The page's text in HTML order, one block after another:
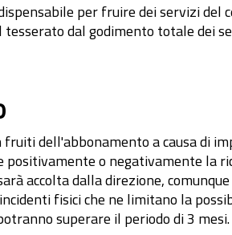
per fruire dei servizi del
dal godimento totale dei
dell'abbonamento a causa di
o negativamente la
accolta dalla direzione,
fisici che ne limitano la
superare il periodo di 3 mesi.